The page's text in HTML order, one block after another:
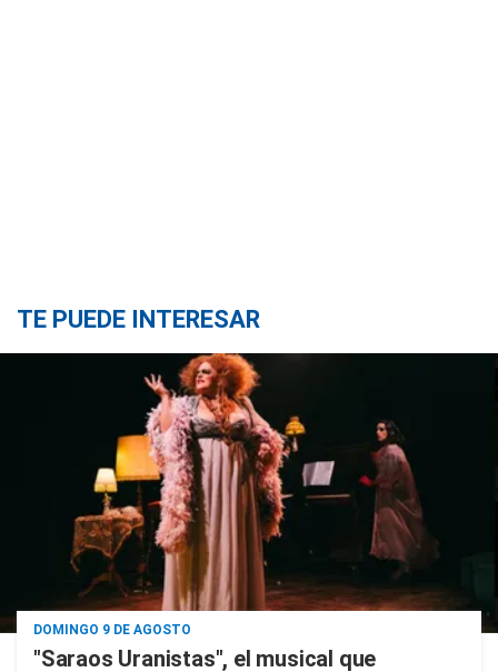
TE PUEDE INTERESAR
DOMINGO 9 DE AGOSTO
"Saraos Uranistas", el musical que